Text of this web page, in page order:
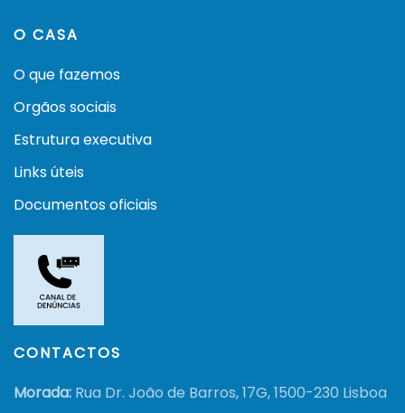
O CASA
O que fazemos
Orgãos sociais
Estrutura executiva
Links úteis
Documentos oficiais
CONTACTOS
Morada: Rua Dr. João de Barros, 17G, 1500-230 Lisboa